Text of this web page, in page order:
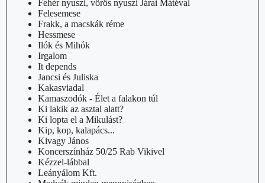
Fehér nyuszi, vörös nyuszi Járai Mátéval
Felesemese
Frakk, a macskák réme
Hessmese
Ilók és Mihók
Irgalom
It depends
Jancsi és Juliska
Kakasviadal
Kamaszodók - Élet a falakon túl
Ki lakik az asztal alatt?
Ki lopta el a Mikulást?
Kip, kop, kalapács...
Kivagy János
Koncerszínház 50/25 Rab Vikivel
Kézzel-lábbal
Leányálom Kft.